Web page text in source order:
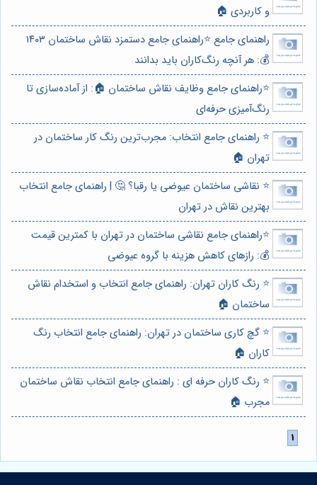
و کاربردی 🏠
راهنمای جامع ⭐️راهنمای جامع دستمزد نقاش ساختمان ۱۴۰۳
💰: هر آنچه رنگ‌کاران باید بدانند
⭐️راهنمای جامع وظایف نقاش ساختمان 🏠: از آماده‌سازی تا
رنگ‌آمیزی حرفه‌ای
⭐️ راهنمای جامع انتخاب: مجرب‌ترین رنگ کار ساختمان در
تهران 🏠
⭐️ نقاشی ساختمان عیوضی یا رقبا؟ 🤔 | راهنمای جامع انتخاب
بهترین نقاش در تهران
⭐️راهنمای جامع نقاشی ساختمان در تهران با کمترین قیمت
💰: رازهای کاهش هزینه با گروه عیوضی
⭐️ رنگ کاران تهران: راهنمای جامع انتخاب و استخدام نقاش
ساختمان 🏠
⭐️ گچ کاری ساختمان در تهران: راهنمای جامع انتخاب رنگ
کاران 🏠
⭐️ رنگ کاران حرفه ای : راهنمای جامع انتخاب نقاش ساختمان
مجرب 🏠